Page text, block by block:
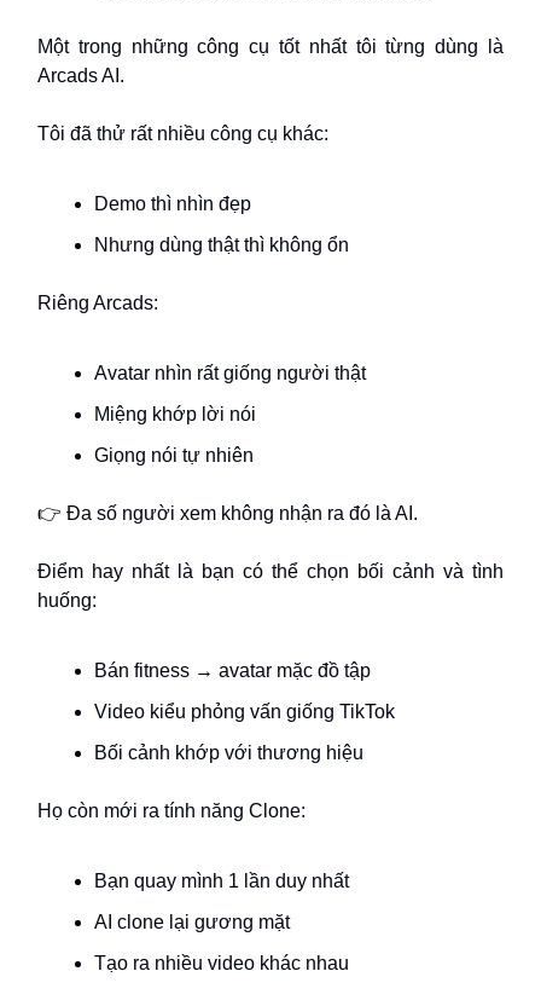
Một trong những công cụ tốt nhất tôi từng dùng là
Arcads AI.
Tôi đã thử rất nhiều công cụ khác:
Demo thì nhìn đẹp
Nhưng dùng thật thì không ổn
Riêng Arcads:
Avatar nhìn rất giống người thật
Miệng khớp lời nói
Giọng nói tự nhiên
👉 Đa số người xem không nhận ra đó là AI.
Điểm hay nhất là bạn có thể chọn bối cảnh và tình
huống:
Bán fitness → avatar mặc đồ tập
Video kiểu phỏng vấn giống TikTok
Bối cảnh khớp với thương hiệu
Họ còn mới ra tính năng Clone:
Bạn quay mình 1 lần duy nhất
AI clone lại gương mặt
Tạo ra nhiều video khác nhau